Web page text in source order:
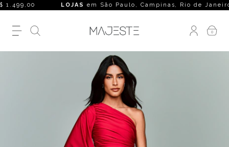
1.499,00 LOJASem São Paulo, Campinas, Rio de Janeiro,
0